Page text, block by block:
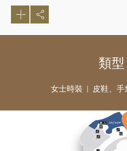
類型
女士時裝 皮鞋、